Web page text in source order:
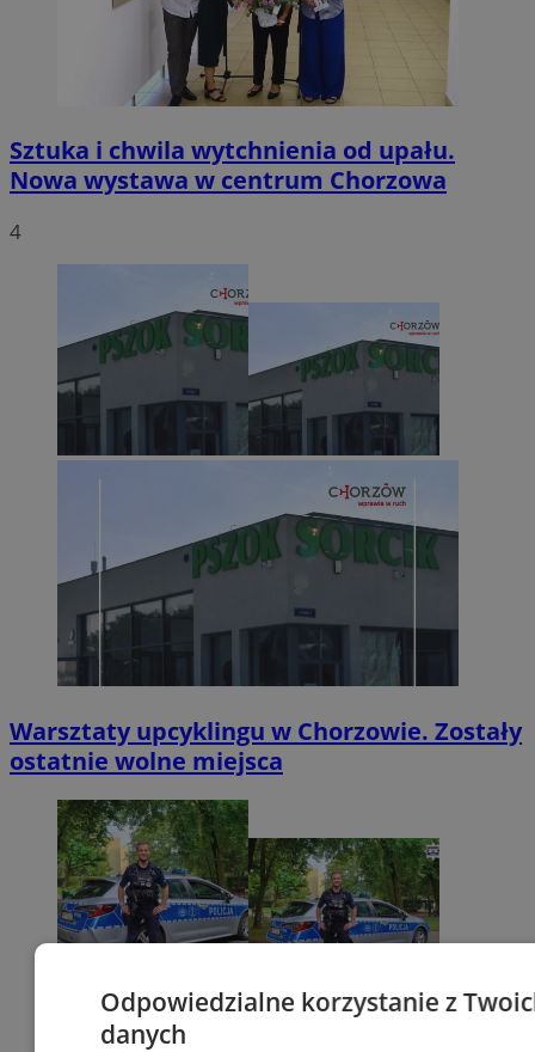
Sztuka i chwila wytchnienia od upału.
Nowa wystawa w centrum Chorzowa
4
Warsztaty upcyklingu w Chorzowie. Zostały
ostatnie wolne miejsca
Odpowiedzialne korzystanie z
danych